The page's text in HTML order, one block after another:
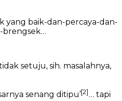
yang baik-dan-percaya-dan-
brengsek…
setuju, sih. masalahnya,
senang ditipu’[2]… tapi